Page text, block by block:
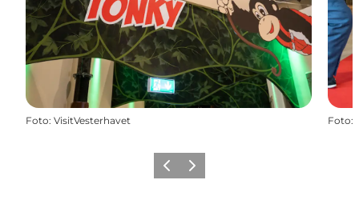
Foto: VisitVesterhavet Foto:
ZurückWeiter